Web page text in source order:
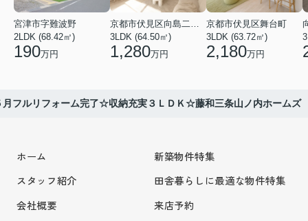
宮津市字難波野
2LDK (68.42㎡)
190万円
3LDK (64.50㎡)
1,280万円
京都市伏見区舞台町
3LDK (63.72㎡)
2,180万円
フルリフォーム完了☆収納充実３ＬＤＫ☆藤和三条山ノ内ホームズ
ホーム
スタッフ紹介
会社概要
新築物件特集
田舎暮らしに最適な物件特集
来店予約